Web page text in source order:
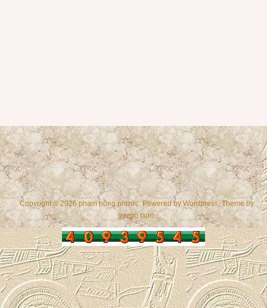
Copyright © 2026 phạm hồng phước. Powered byWordpress, Theme by
gazpo.com.